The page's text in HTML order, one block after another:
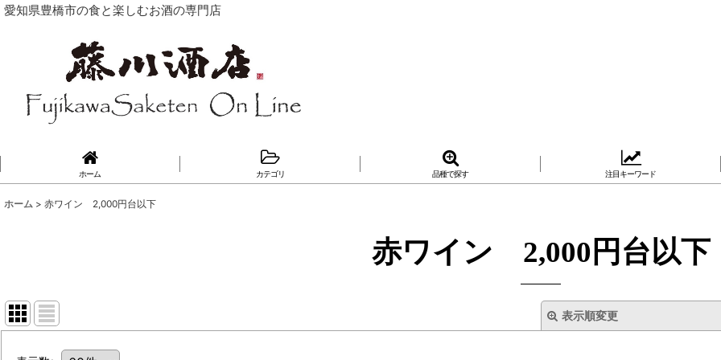
愛知県豊橋市の食と楽しむお酒の専門店
ホーム カテゴリ 品種で探す 注目キーワード
ホーム > 赤ワイン 2,000円台以下
赤ワイン 2,000円台以下
表示順変更